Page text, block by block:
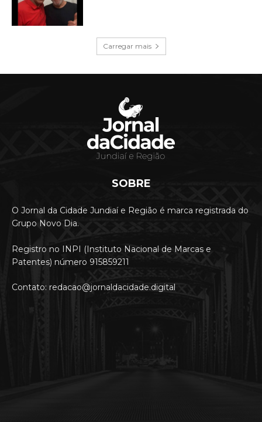
Carregar mais
SOBRE
O Jornal da Cidade Jundiaí e Região é marca registrada do
Grupo Novo Dia.
Registro no INPI (Instituto Nacional de Marcas e
Patentes) número 915859211
Contato: redacao@jornaldacidade.digital